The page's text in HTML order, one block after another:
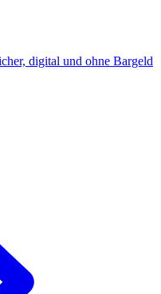
digital und ohne Bargeld